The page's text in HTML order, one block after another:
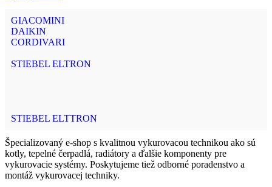
GIACOMINI
DAIKIN
CORDIVARI
STIEBEL ELTRON
STIEBEL ELTTRON
Špecializovaný e-shop s kvalitnou vykurovacou technikou ako sú
kotly, tepelné čerpadlá, radiátory a ďalšie komponenty pre
vykurovacie systémy. Poskytujeme tiež odborné poradenstvo a
montáž vykurovacej techniky.